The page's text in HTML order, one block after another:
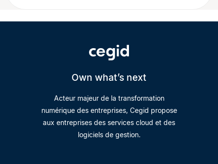
Own what’s next
Acteur majeur de la transformation
numérique des entreprises, Cegid propose
aux entreprises des services cloud et des
logiciels de gestion.